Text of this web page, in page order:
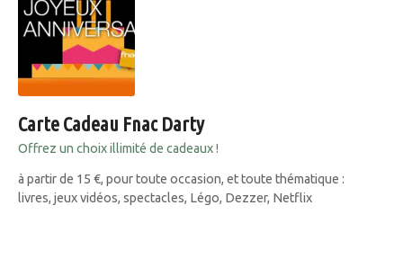
Carte Cadeau Fnac Darty
Offrez un choix illimité de cadeaux !
à partir de 15 €, pour toute occasion, et toute thématique :
livres, jeux vidéos, spectacles, Légo, Dezzer, Netflix